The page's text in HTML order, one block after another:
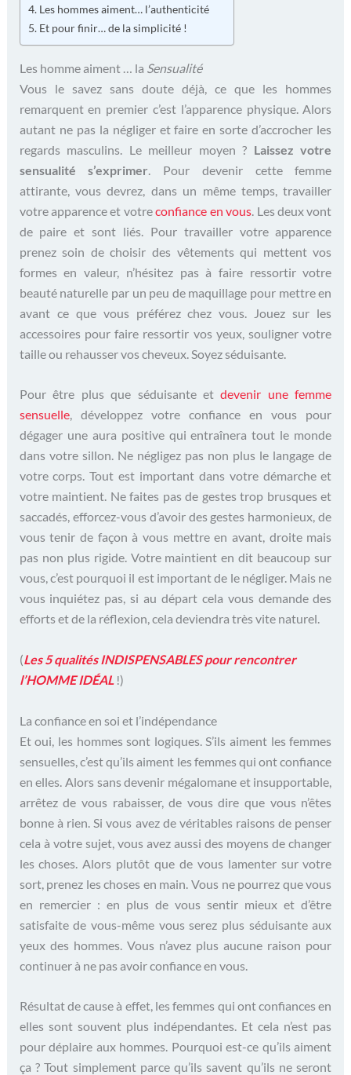
Les hommes aiment… l’authenticité
Et pour finir… de la simplicité !
Les homme aiment … la Sensualité
Vous le savez sans doute déjà, ce que les hommes
remarquent en premier c’est l’apparence physique. Alors
autant ne pas la négliger et faire en sorte d’accrocher les
regards masculins. Le meilleur moyen ? Laissez votre
sensualité s’exprimer. Pour devenir cette femme
attirante, vous devrez, dans un même temps, travailler
votre apparence et votreconfiance en vous. Les deux vont
de paire et sont liés. Pour travailler votre apparence
prenez soin de choisir des vêtements qui mettent vos
formes en valeur, n’hésitez pas à faire ressortir votre
beauté naturelle par un peu de maquillage pour mettre en
avant ce que vous préférez chez vous. Jouez sur les
accessoires pour faire ressortir vos yeux, souligner votre
taille ou rehausser vos cheveux. Soyez séduisante.
Pour être plus que séduisante etdevenir une femme
sensuelle, développez votre confiance en vous pour
dégager une aura positive qui entraînera tout le monde
dans votre sillon. Ne négligez pas non plus le langage de
votre corps. Tout est important dans votre démarche et
votre maintient. Ne faites pas de gestes trop brusques et
saccadés, efforcez-vous d’avoir des gestes harmonieux, de
vous tenir de façon à vous mettre en avant, droite mais
pas non plus rigide. Votre maintient en dit beaucoup sur
vous, c’est pourquoi il est important de le négliger. Mais ne
vous inquiétez pas, si au départ cela vous demande des
efforts et de la réflexion, cela deviendra très vite naturel.
(Les 5 qualités INDISPENSABLES pour rencontrer
l’HOMME IDÉAL!)
La confiance en soi et l’indépendance
Et oui, les hommes sont logiques. S’ils aiment les femmes
sensuelles, c’est qu’ils aiment les femmes qui ont confiance
en elles. Alors sans devenir mégalomane et insupportable,
arrêtez de vous rabaisser, de vous dire que vous n’êtes
bonne à rien. Si vous avez de véritables raisons de penser
cela à votre sujet, vous avez aussi des moyens de changer
les choses. Alors plutôt que de vous lamenter sur votre
sort, prenez les choses en main. Vous ne pourrez que vous
en remercier : en plus de vous sentir mieux et d’être
satisfaite de vous-même vous serez plus séduisante aux
yeux des hommes. Vous n’avez plus aucune raison pour
continuer à ne pas avoir confiance en vous.
Résultat de cause à effet, les femmes qui ont confiances en
elles sont souvent plus indépendantes. Et cela n’est pas
pour déplaire aux hommes. Pourquoi est-ce qu’ils aiment
ça ? Tout simplement parce qu’ils savent qu’ils ne seront